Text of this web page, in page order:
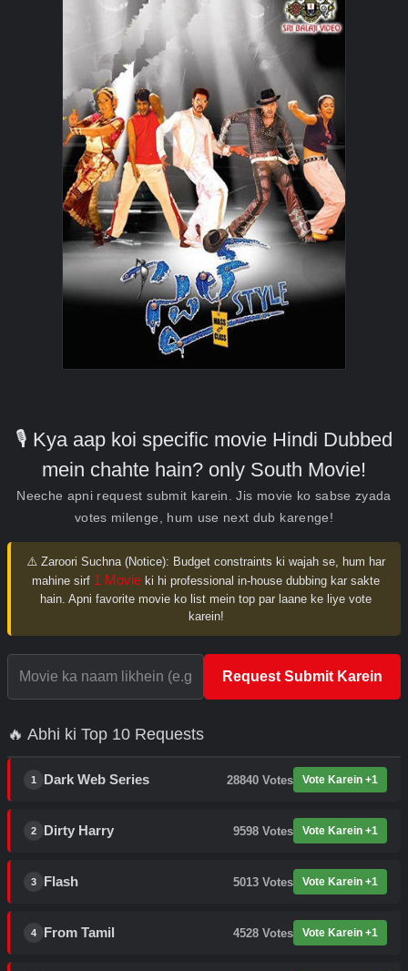
🎙️ Kya aap koi specific movie Hindi Dubbed
mein chahte hain? only South Movie!
Neeche apni request submit karein. Jis movie ko sabse zyada
votes milenge, hum use next dub karenge!
⚠️ Zaroori Suchna (Notice): Budget constraints ki wajah se, hum har
mahine sirf 1 Movie ki hi professional in-house dubbing kar sakte
hain. Apni favorite movie ko list mein top par laane ke liye vote
karein!
Request Submit Karein
🔥 Abhi ki Top 10 Requests
1 Dark Web Series 28840 Votes Vote Karein +1
2 Dirty Harry 9598 Votes Vote Karein +1
3 Flash 5013 Votes Vote Karein +1
4 From Tamil 4528 Votes Vote Karein +1